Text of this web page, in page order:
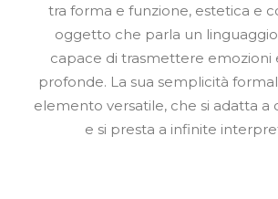
tra forma e funzione, estetica e
oggetto che parla un
capace di trasmettere emozioni
profonde. La sua semplicità
elemento versatile, che si adatta a
e si presta a infinite